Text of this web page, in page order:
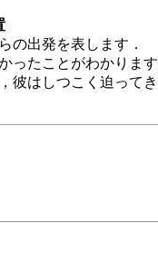
の出発を表します．
ったことがわかりま
彼はしつこく迫ってき